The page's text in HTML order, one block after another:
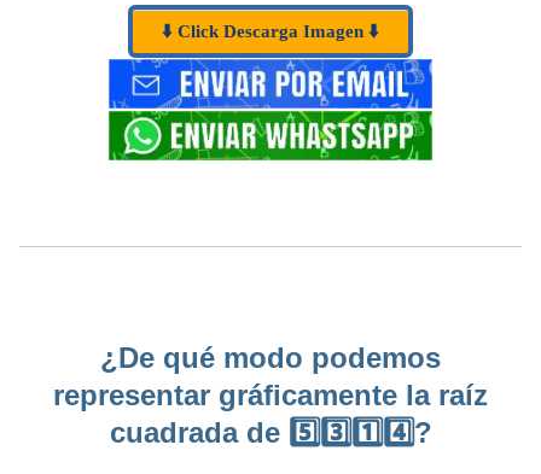
⬇️ Click Descarga Imagen ⬇️
¿De qué modo podemos
representar gráficamente la raíz
cuadrada de 5️⃣3️⃣1️⃣4️⃣?